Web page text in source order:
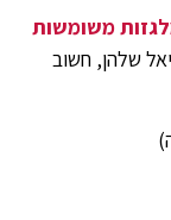
משומשות
שלהן, חשוב